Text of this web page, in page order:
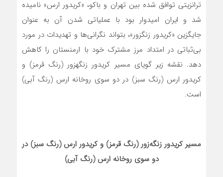
ترانزیتی توافق شده بین تهران و باکو، «کریدور ارس» نامیده
شد و ایران امیدوار بود با عملیاتی شدن آن به عنوان
جایگزین «کریدور زنگزور»، بتواند نگرانی‌ها و تهدیدات در مورد
بی‌ثباتی در امتداد مرز مشترک خود با ارمنستان را کاهش
دهد. نقشه زیر گویای مسیر کریدور زنگه­زور (رنگ قرمز) و
کریدور ارس (رنگ سبز) در دو سوی روخانه ارس (رنگ آبی)
است.
مسیر کریدور زنگه‌زور (رنگ قرمز) و کریدور ارس (رنگ سبز) در
دو سوی روخانه ارس (رنگ آبی)